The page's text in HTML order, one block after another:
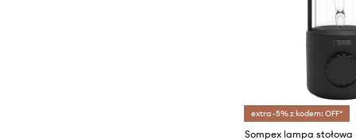
extra -5% z kodem: OFF*